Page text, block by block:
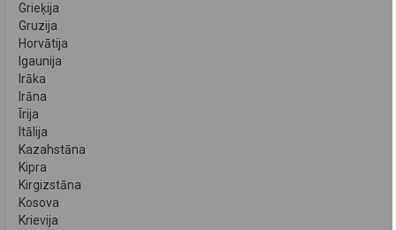
Grieķija
Gruzija
Horvātija
Igaunija
Irāka
Irāna
Īrija
Itālija
Kazahstāna
Kipra
Kirgizstāna
Kosova
Krievija